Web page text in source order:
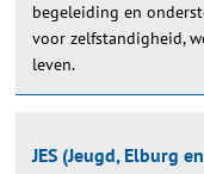
begeleiding en
voor zelfstandigheid,
leven.
JES (Jeugd, Elburg